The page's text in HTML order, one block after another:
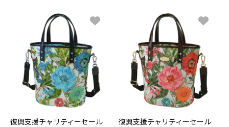
復興支援チャリティーセール
復興支援チャリティーセール